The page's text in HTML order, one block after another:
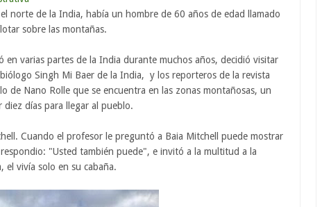
norte de la India, había un hombre de 60 años de edad llamado
sobre las montañas.
en varias partes de la India durante muchos años, decidió visitar
Singh Mi Baer de la India, y los reporteros de la revista
de Nano Rolle que se encuentra en las zonas montañosas, un
diez días para llegar al pueblo.
Cuando el profesor le preguntó a Baia Mitchell puede mostrar
"Usted también puede", e invitó a la multitud a la
el vivía solo en su cabaña.